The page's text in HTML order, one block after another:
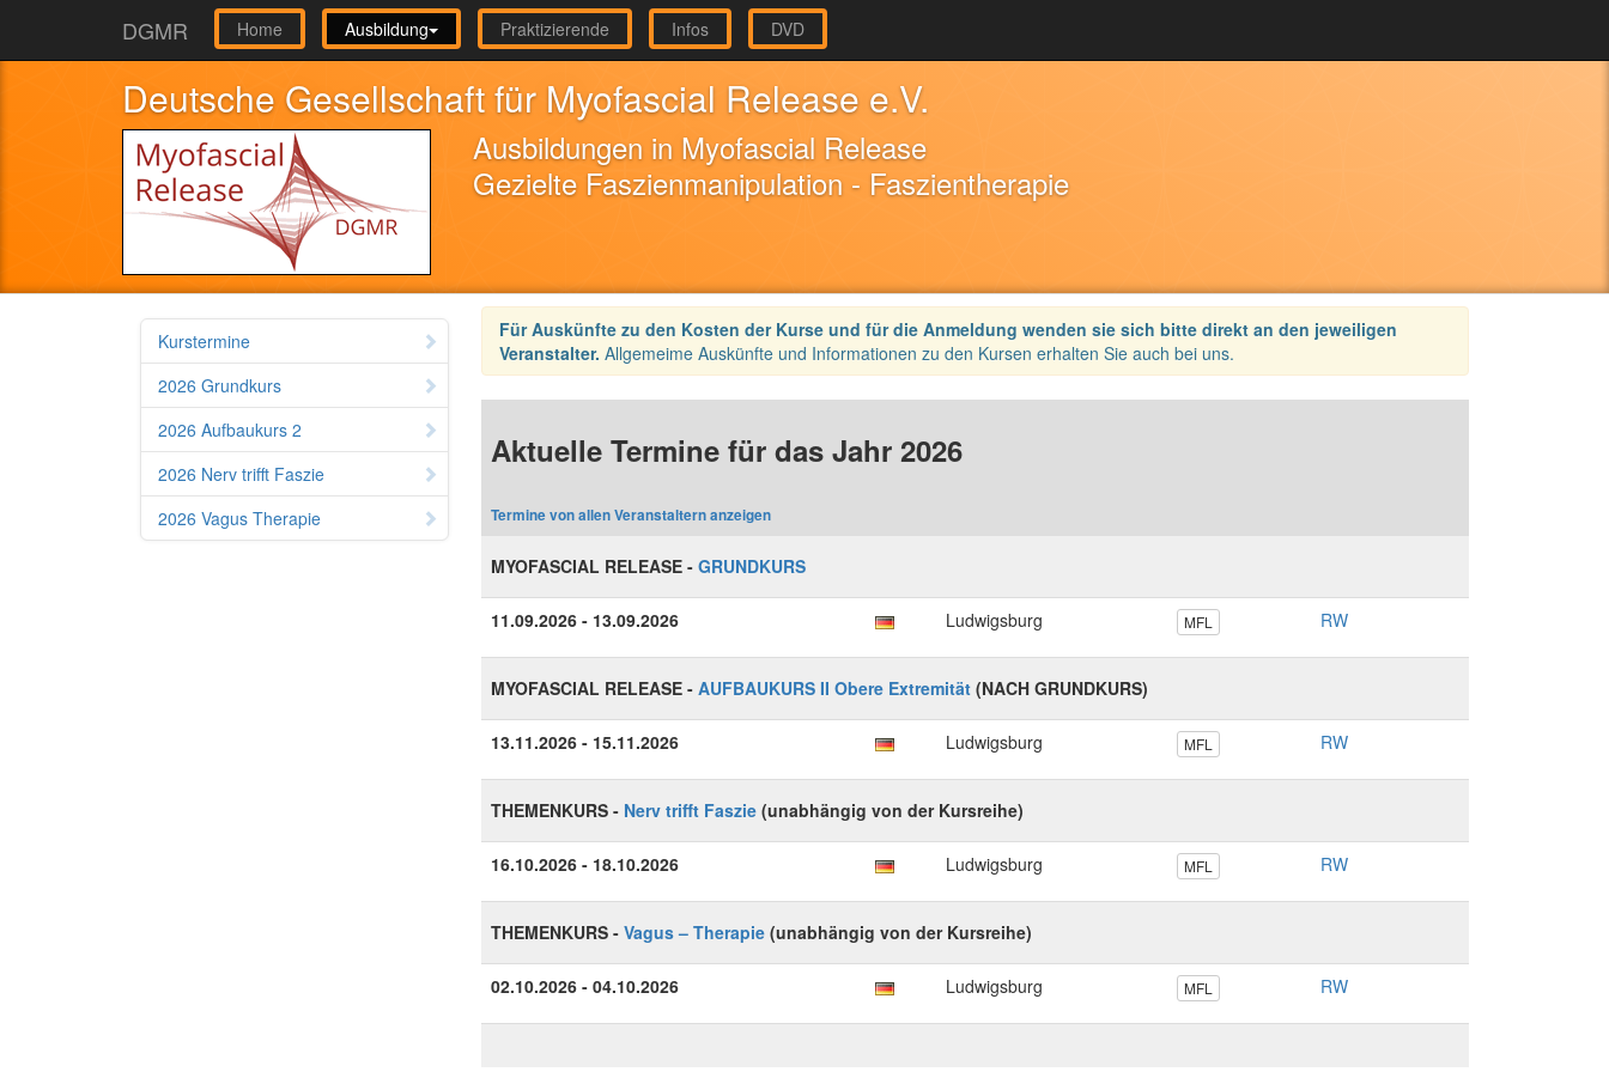
DGMR Home Ausbildung Praktizierende Infos DVD
Deutsche Gesellschaft für Myofascial Release e.V.
Ausbildungen in Myofascial Release
Gezielte Faszienmanipulation - Faszientherapie
Kurstermine
2026 Grundkurs
2026 Aufbaukurs 2
2026 Nerv trifft Faszie
2026 Vagus Therapie
Für Auskünfte zu den Kosten der Kurse und für die Anmeldung wenden sie sich bitte direkt an den jeweiligen
Veranstalter. Allgemeime Auskünfte und Informationen zu den Kursen erhalten Sie auch bei uns.
Aktuelle Termine für das Jahr 2026
Termine von allen Veranstaltern anzeigen
MYOFASCIAL RELEASE - GRUNDKURS
11.09.2026 - 13.09.2026 Ludwigsburg MFL RW
MYOFASCIAL RELEASE - AUFBAUKURS II Obere Extremität (NACH GRUNDKURS)
13.11.2026 - 15.11.2026 Ludwigsburg MFL RW
THEMENKURS - Nerv trifft Faszie (unabhängig von der Kursreihe)
16.10.2026 - 18.10.2026 Ludwigsburg MFL RW
THEMENKURS - Vagus – Therapie (unabhängig von der Kursreihe)
02.10.2026 - 04.10.2026 Ludwigsburg MFL RW